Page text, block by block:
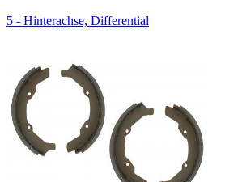
5 - Hinterachse, Differential